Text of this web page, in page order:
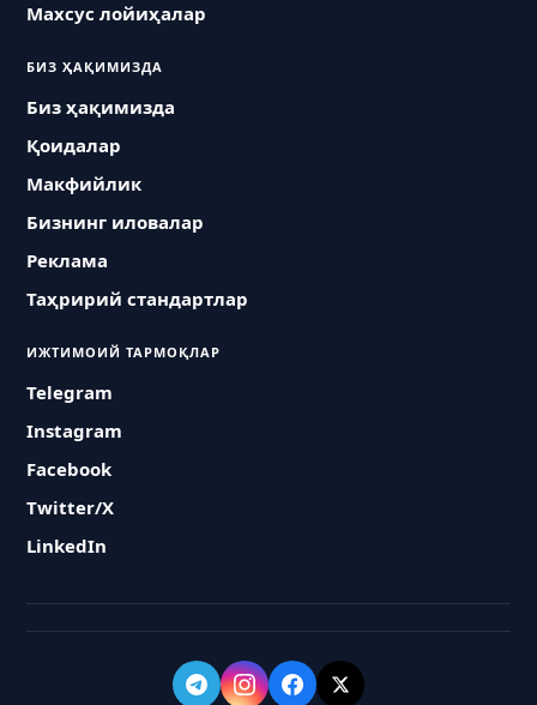
Махсус лойиҳалар
БИЗ ҲАҚИМИЗДА
Биз ҳақимизда
Қоидалар
Макфийлик
Бизнинг иловалар
Реклама
Таҳририй стандартлар
ИЖТИМОИЙ ТАРМОҚЛАР
Telegram
Instagram
Facebook
Twitter/X
LinkedIn